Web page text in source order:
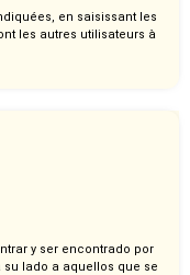
en saisissant les
les autres utilisateurs à
y ser encontrado por
lado a aquellos que se